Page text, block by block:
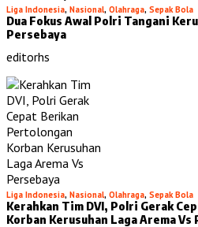
Liga Indonesia, Nasional, Olahraga, Sepak Bola
2022
Dua Fokus Awal Polri Tangani
Persebaya
editorhs
Liga Indonesia, Nasional, Olahraga, Sepak Bola
2022
Kerahkan Tim DVI, Polri Gerak
Korban Kerusuhan Laga Arema Vs